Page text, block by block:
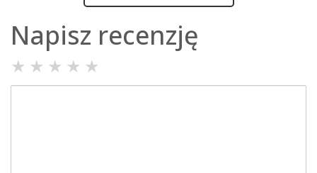
Napisz recenzję
★ ★ ★ ★ ★